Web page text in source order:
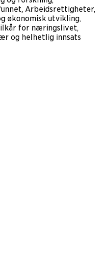
Arbeidsrettigheter,
økonomisk utvikling,
for næringslivet,
og helhetlig innsats